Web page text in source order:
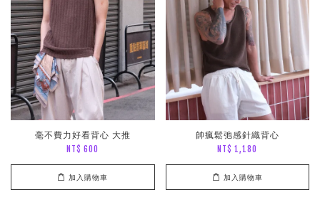
毫不費力好看背心 大推
NT$ 600
加入購物車
帥瘋鬆弛感針織背心
NT$ 1,180
加入購物車